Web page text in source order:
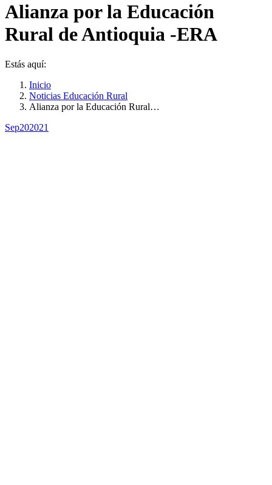
Alianza por la Educación
Rural de Antioquia -ERA
Estás aquí:
Inicio
Noticias Educación Rural
Alianza por la Educación Rural…
Sep202021